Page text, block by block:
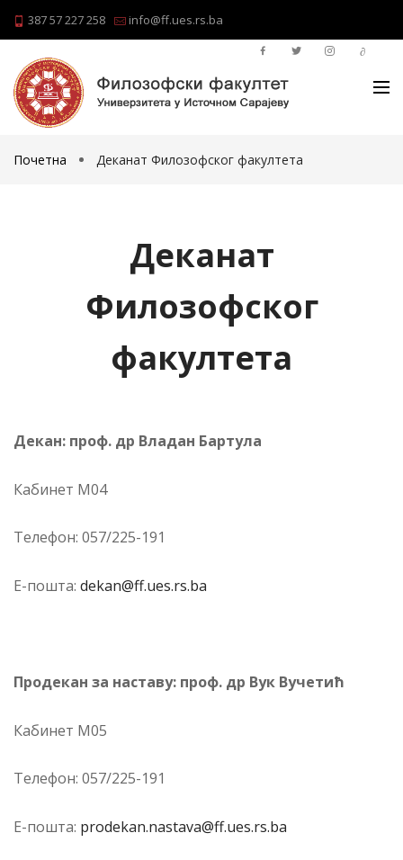
387 57 227 258 info@ff.ues.rs.ba
Почетна Деканат Филозофског факултета
Деканат
Филозофског
факултета
Де­кан: проф. др Владан Бартула
Ка­би­нет М04
Те­ле­фон: 057/225-191
Е-по­шта: dekan@ff.ues.rs.ba
Про­де­кан за на­ста­ву: проф. др Вук Вучетић
Ка­би­нет М05
Те­ле­фон: 057/225-191
Е-по­шта: prodekan.nastava@ff.ues.rs.ba